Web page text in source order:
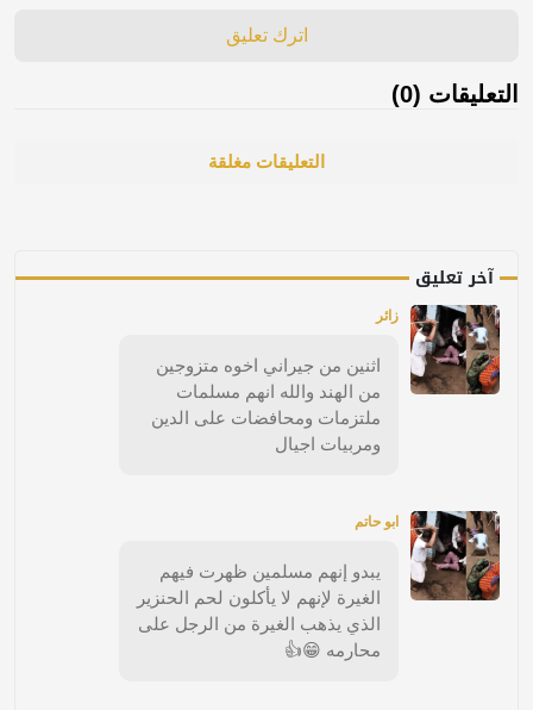
اترك تعليق
التعليقات (0)
التعليقات مغلقة
آخر تعليق
زائر
اثنين من جيراني اخوه متزوجين
من الهند والله انهم مسلمات
ملتزمات ومحافضات على الدين
ومربيات اجيال
ابو حاتم
يبدو إنهم مسلمين ظهرت فيهم
الغيرة لإنهم لا يأكلون لحم الحنزير
الذي يذهب الغيرة من الرجل على
محارمه 😁👍